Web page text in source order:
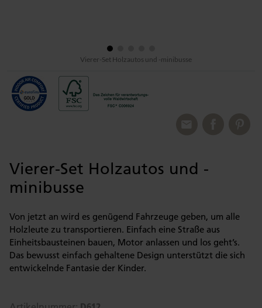
Vierer-Set Holzautos und -minibusse
Vierer-Set Holzautos und -
minibusse
Von jetzt an wird es genügend Fahrzeuge geben, um alle
Holzleute zu transportieren. Einfach eine Straße aus
Einheitsbausteinen bauen, Motor anlassen und los geht’s.
Das bewusst einfach gehaltene Design unterstützt die sich
entwickelnde Fantasie der Kinder.